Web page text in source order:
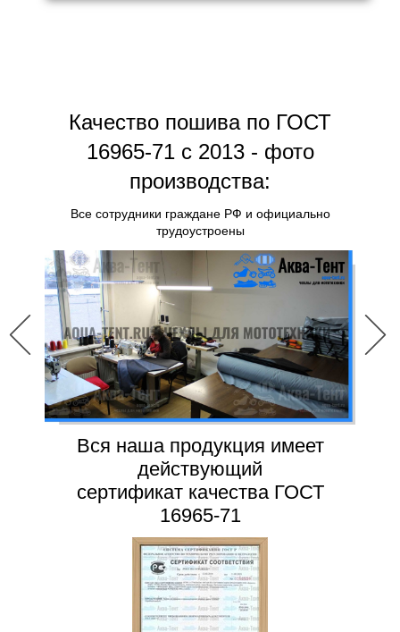
Качество пошива по ГОСТ
16965-71 с 2013 - фото
производства:
Все сотрудники граждане РФ и официально
трудоустроены
Вся наша продукция имеет
действующий
сертификат качества ГОСТ
16965-71